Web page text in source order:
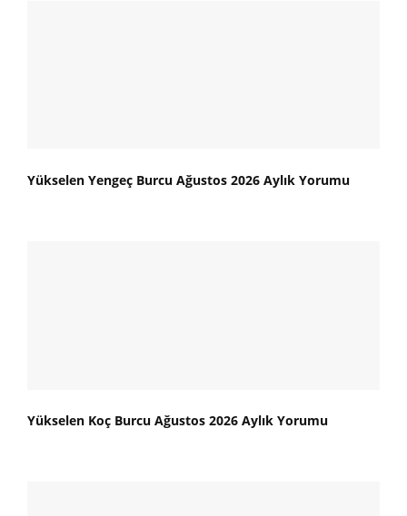
Yükselen Yengeç Burcu Ağustos 2026 Aylık Yorumu
Yükselen Koç Burcu Ağustos 2026 Aylık Yorumu